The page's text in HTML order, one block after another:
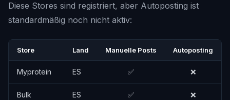
Diese Stores sind registriert, aber Autoposting ist
standardmäßig noch nicht aktiv:
Store Land Manuelle Posts Autoposting
Myprotein ES ✅ ❌
Bulk ES ✅ ❌